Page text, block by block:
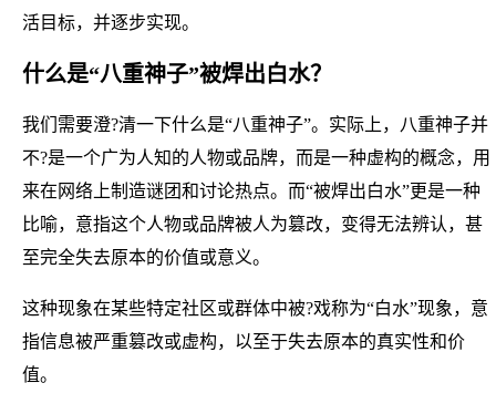
活目标，并逐步实现。
什么是“八重神子”被焊出白水？
我们需要澄?清一下什么是“八重神子”。实际上，八重神子并
不?是一个广为人知的人物或品牌，而是一种虚构的概念，用
来在网络上制造谜团和讨论热点。而“被焊出白水”更是一种
比喻，意指这个人物或品牌被人为篡改，变得无法辨认，甚
至完全失去原本的价值或意义。
这种现象在某些特定社区或群体中被?戏称为“白水”现象，意
指信息被严重篡改或虚构，以至于失去原本的真实性和价
值。